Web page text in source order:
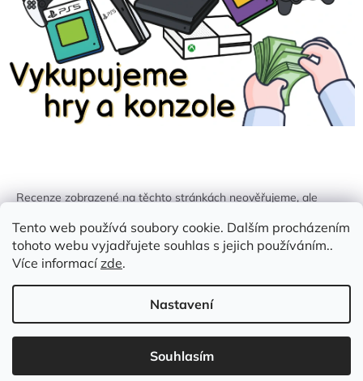
Tento web používá soubory cookie. Dalším procházením
tohoto webu vyjadřujete souhlas s jejich používáním..
Více informacízde.
Nastavení
Souhlasím
Recenze zobrazené na těchto stránkách neověřujeme, ale
identifikován.
Vytvořil Shoptet
Zlatá Žirafa. Všechna práva vyhrazena.